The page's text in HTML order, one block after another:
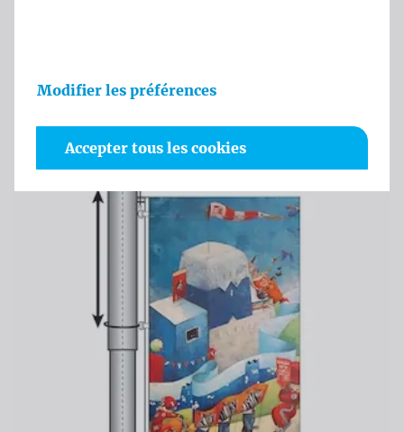
Modifier les préférences
Accepter tous les cookies